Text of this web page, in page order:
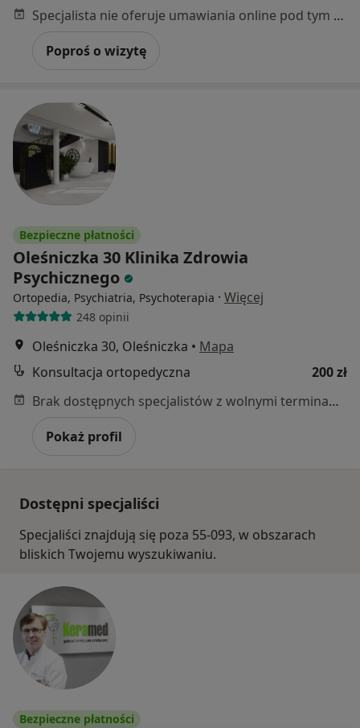
Specjalista nie oferuje umawiania online pod tym adresem.
Poproś o wizytę
Bezpieczne płatności
Oleśniczka 30 Klinika Zdrowia
Psychicznego
Ortopedia, Psychiatria, Psychoterapia · Więcej
248 opinii
Oleśniczka 30, Oleśniczka • Mapa
Konsultacja ortopedyczna
200 zł
Brak dostępnych specjalistów z wolnymi terminami w tym centrum medycznym.
Pokaż profil
Dostępni specjaliści
Specjaliści znajdują się poza 55-093, w obszarach
bliskich Twojemu wyszukiwaniu.
Bezpieczne płatności